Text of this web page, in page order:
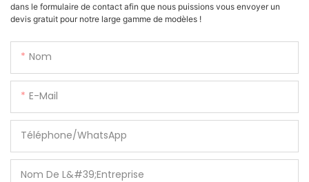
dans le formulaire de contact afin que nous puissions vous envoyer un
devis gratuit pour notre large gamme de modèles !
Nom
E-Mail
Téléphone/WhatsApp
Nom De L&#39;entreprise